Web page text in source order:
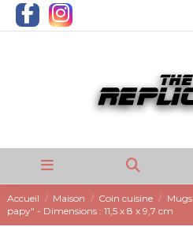
Accueil Maison Coin cuisine Mugs
papy" - Dimensions : 11,5 x 8 x 9,7 cm